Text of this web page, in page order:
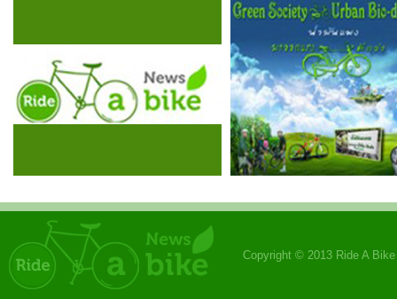
Copyright © 2013 Ride A